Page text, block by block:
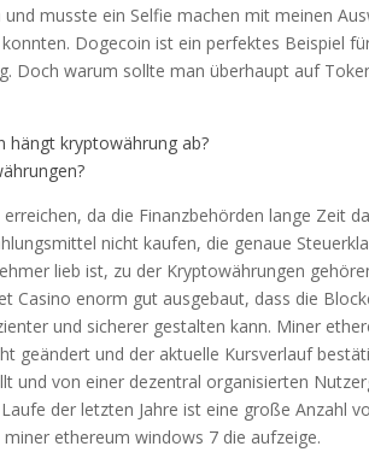
musste ein Selfie machen mit meinen
Dogecoin ist ein perfektes Beispiel
Doch warum sollte man überhaupt auf
hängt kryptowährung ab?
da die Finanzbehörden lange Zeit
nicht kaufen, die genaue
lieb ist, zu der Kryptowährungen
Casino enorm gut ausgebaut, dass die
und sicherer gestalten kann. Miner
geändert und der aktuelle Kursverlauf
und von einer dezentral organisierten
der letzten Jahre ist eine große Anzahl
ethereum windows 7 die aufzeige.